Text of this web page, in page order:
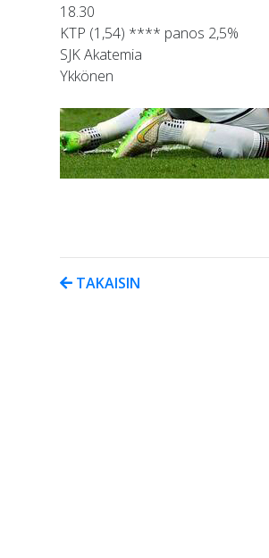
18.30
KTP (1,54) **** panos 2,5%
SJK Akatemia
Ykkönen
TAKAISIN